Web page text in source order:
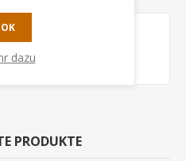
PRODUKTE
OK
dazu